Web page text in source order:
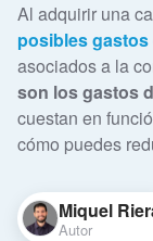
Al adquirir una
posibles
asociados a la
son los gastos
cuestan en
cómo puedes
Miquel
Autor